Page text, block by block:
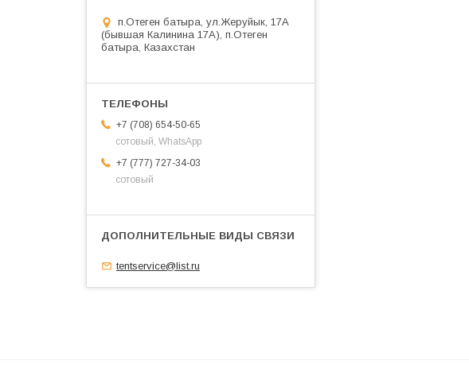
п.Отеген батыра, ул.Жеруйык, 17А
(бывшая Калинина 17А), п.Отеген
батыра, Казахстан
+7 (708) 654-50-65
сотовый, WhatsApp
+7 (777) 727-34-03
сотовый
tentservice@list.ru